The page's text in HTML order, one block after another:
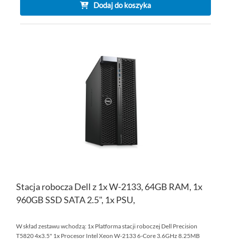
Dodaj do koszyka
Stacja robocza Dell z 1x W-2133, 64GB RAM, 1x
960GB SSD SATA 2.5", 1x PSU,
W skład zestawu wchodzą: 1x Platforma stacji roboczej Dell Precision
T5820 4x3.5" 1x Procesor Intel Xeon W-2133 6-Core 3.6GHz 8.25MB